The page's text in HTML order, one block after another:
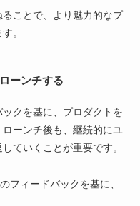
ことで、より魅力的なプ
。
ーンチする
クを基に、プロダクトを
ーンチ後も、継続的にユ
ていくことが重要です。
フィードバックを基に、